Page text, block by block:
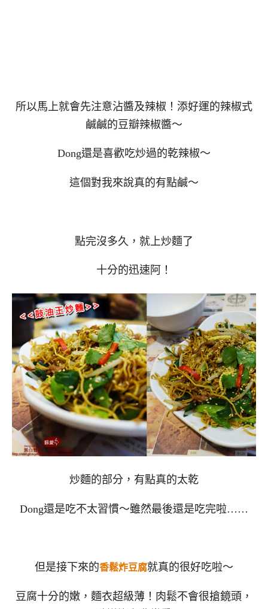
所以馬上就會先注意沾醬及辣椒！添好運的辣椒式
鹹鹹的豆瓣辣椒醬～
Dong還是喜歡吃炒過的乾辣椒～
這個對我來說真的有點鹹～
點完沒多久，就上炒麵了
十分的迅速阿！
炒麵的部分，有點真的太乾
Dong還是吃不太習慣～雖然最後還是吃完啦……
但是接下來的香鬆炸豆腐就真的很好吃啦～
豆腐十分的嫩，麵衣超級薄！肉鬆不會很搶鏡頭，